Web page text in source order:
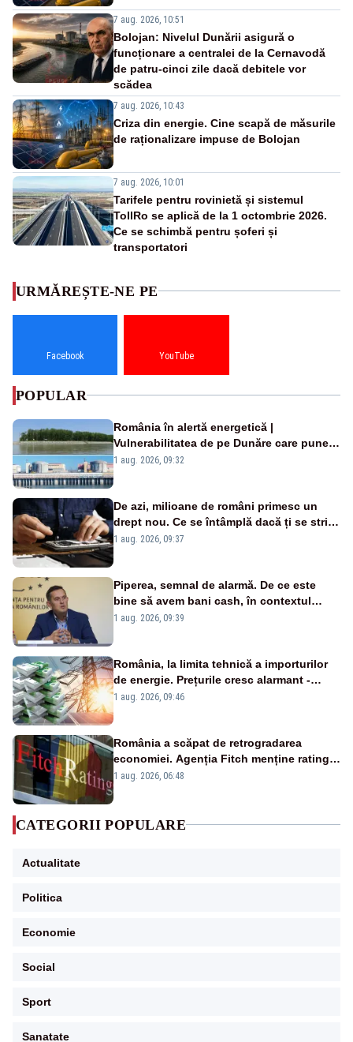
7 aug. 2026, 10:51
Bolojan: Nivelul Dunării asigură o
funcționare a centralei de la Cernavodă
de patru-cinci zile dacă debitele vor
scădea
7 aug. 2026, 10:43
Criza din energie. Cine scapă de măsurile
de raționalizare impuse de Bolojan
7 aug. 2026, 10:01
Tarifele pentru rovinietă și sistemul
TollRo se aplică de la 1 octombrie 2026.
Ce se schimbă pentru șoferi și
transportatori
URMĂREȘTE-NE PE
Facebook YouTube
POPULAR
România în alertă energetică |
Vulnerabilitatea de pe Dunăre care pune
în pericol Centrala Cernavodă era
1 aug. 2026, 09:32
De azi, milioane de români primesc un
drept nou. Ce se întâmplă dacă ți se strică
un produs
1 aug. 2026, 09:37
Piperea, semnal de alarmă. De ce este
bine să avem bani cash, în contextul
alertei energetice?
1 aug. 2026, 09:39
România, la limita tehnică a importurilor
de energie. Prețurile cresc alarmant -
Analiză Realitatea Plus
1 aug. 2026, 09:46
România a scăpat de retrogradarea
economiei. Agenția Fitch menține ratingul
„BBB-” cu perspectivă negativă
1 aug. 2026, 06:48
CATEGORII POPULARE
Actualitate
Politica
Economie
Social
Sport
Sanatate